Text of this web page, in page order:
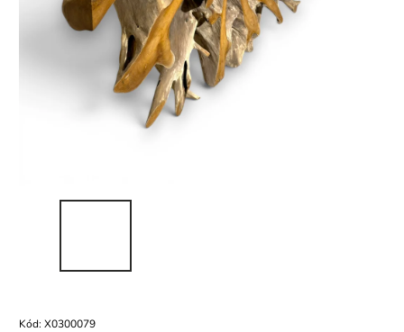
Kód: X0300079